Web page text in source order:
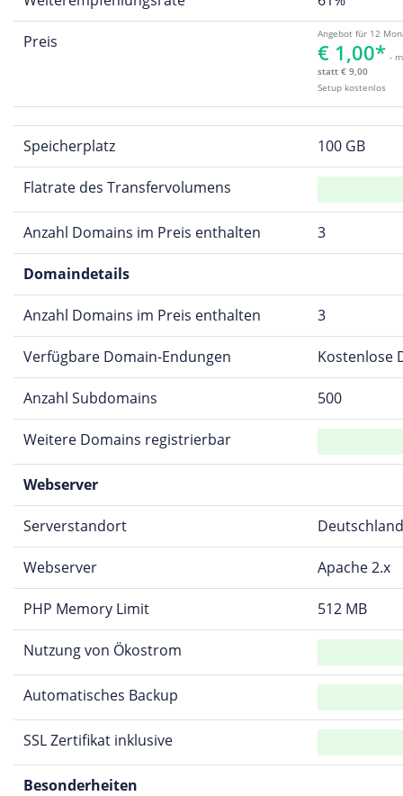
Preis Angebot für 12
€ 1,00* -
statt € 9,00
Setup kostenlos
Speicherplatz 100 GB
Flatrate des Transfervolumens
Anzahl Domains im Preis enthalten 3
Domaindetails
Anzahl Domains im Preis enthalten 3
Verfügbare Domain-Endungen Kostenlose
Anzahl Subdomains 500
Weitere Domains registrierbar
Webserver
Serverstandort Deutschland
Webserver Apache 2.x
PHP Memory Limit 512 MB
Nutzung von Ökostrom
Automatisches Backup
SSL Zertifikat inklusive
Besonderheiten